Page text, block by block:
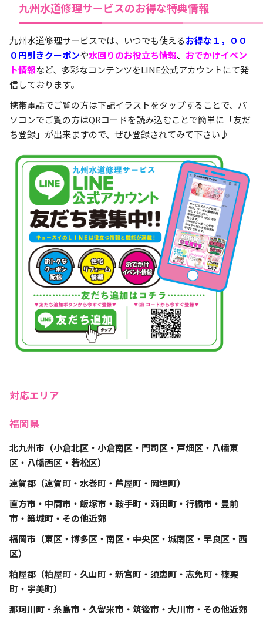
九州水道修理サービスのお得な特典情報
九州水道修理サービスでは、いつでも使えるお得な１，００
０円引きクーポンや水回りのお役立ち情報、 おでかけイベン
ト情報など、多彩なコンテンツをLINE公式アカウントにて発
信しております。
携帯電話でご覧の方は下記イラストをタップすることで、パ
ソコンでご覧の方はQRコードを読み込むことで簡単に「友だ
ち登録」が出来ますので、ぜひ登録されてみて下さい♪
対応エリア
福岡県
北九州市（小倉北区・小倉南区・門司区・戸畑区・八幡東
区・八幡西区・若松区）
遠賀郡（遠賀町・水巻町・芦屋町・岡垣町）
直方市・中間市・飯塚市・鞍手町・苅田町・行橋市・豊前
市・築城町・その他近郊
福岡市（東区・博多区・南区・中央区・城南区・早良区・西
区）
粕屋郡（粕屋町・久山町・新宮町・須恵町・志免町・篠栗
町・宇美町）
那珂川町・糸島市・久留米市・筑後市・大川市・その他近郊